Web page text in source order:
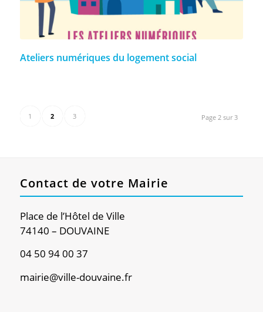
Ateliers numériques du logement social
Page 2 sur 3
1 2 3
Contact de votre Mairie
Place de l’Hôtel de Ville
74140 – DOUVAINE
04 50 94 00 37
mairie@ville-douvaine.fr